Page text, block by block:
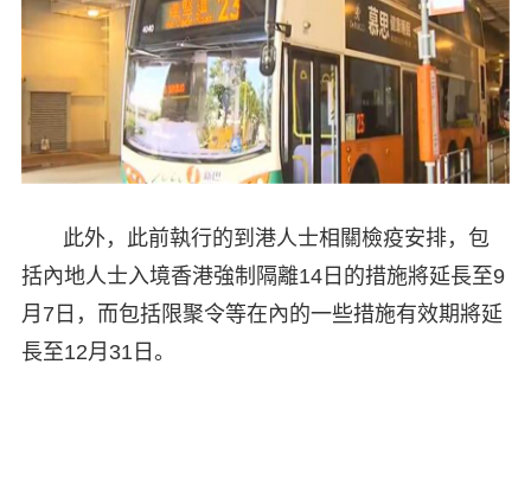
此外，此前執行的到港人士相關檢疫安排，包
括內地人士入境香港強制隔離14日的措施將延長至9
月7日，而包括限聚令等在內的一些措施有效期將延
長至12月31日。